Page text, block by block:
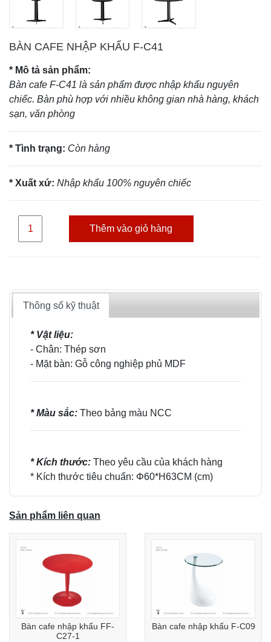
BÀN CAFE NHẬP KHẨU F-C41
* Mô tả sản phẩm:
Bàn cafe F-C41 là sản phẩm được nhập khẩu nguyên
chiếc. Bàn phù hợp với nhiều không gian nhà hàng, khách
sạn, văn phòng
* Tình trạng: Còn hàng
* Xuất xứ: Nhập khẩu 100% nguyên chiếc
Thêm vào giỏ hàng
Thông số kỹ thuật
* Vật liệu:
- Chân: Thép sơn
- Mặt bàn: Gỗ công nghiệp phủ MDF
* Màu sắc: Theo bảng màu NCC
* Kích thước: Theo yêu cầu của khách hàng
* Kích thước tiêu chuẩn: Φ60*H63CM (cm)
Sản phẩm liên quan
Bàn cafe nhập khẩu FF-
C27-1
Bàn cafe nhập khẩu F-C09